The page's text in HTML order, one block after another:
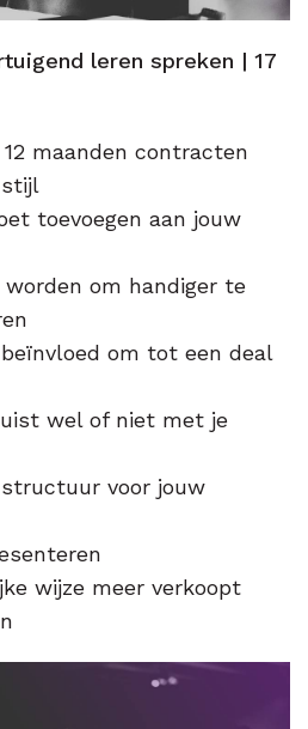
leren spreken | 17
maanden contracten
stijl
toevoegen aan jouw
om handiger te
om tot een deal
wel of niet met je
voor jouw
wijze meer verkoopt